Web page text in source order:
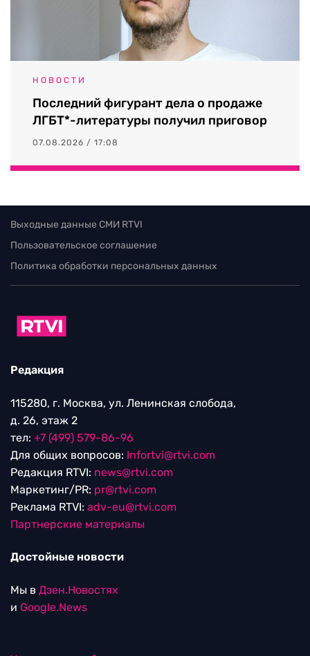
НОВОСТИ
Последний фигурант дела о продаже
ЛГБТ*-литературы получил приговор
07.08.2026 / 17:08
Выходные данные СМИ RTVI
Пользовательское соглашение
Политика обработки персональных данных
Редакция
115280, г. Москва, ул. Ленинская слобода,
д. 26, этаж 2
тел: +7 (499) 579-86-96
Для общих вопросов: Infortvi@rtvi.com
Редакция RTVI: news@rtvi.com
Маркетинг/PR: pr@rtvi.com
Реклама RTVI: adv-eu@rtvi.com
Партнерские материалы
Достойные новости
Мы в Дзен.Новостях
и Google.News